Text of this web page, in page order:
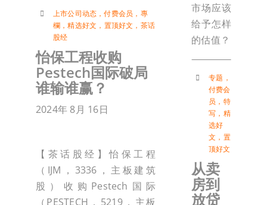
上市公司动态 ，付费会员 ， 專
欄 ，精选好文 ， 置顶好文 ， 茶话
股经
怡保工程收购
Pestech国际破局
谁输谁赢？
2024年 8月 16日
【茶话股经】怡保工程
（IJM，3336，主板建筑
股）收购Pestech国际
（PESTECH，5219，主板
市场应该
给予怎样
的估值？
专题 ，
付费会
员 ， 特
写 ， 精
选好
文 ， 置
顶好文
从卖
房到
放贷